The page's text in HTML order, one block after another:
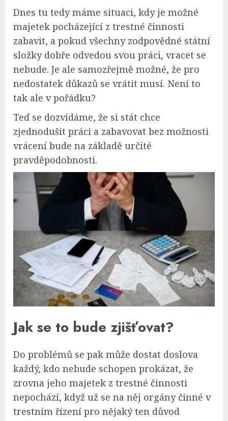
Dnes tu tedy máme situaci, kdy je možné
majetek pocházející z trestné činnosti
zabavit, a pokud všechny zodpovědné státní
složky dobře odvedou svou práci, vracet se
nebude. Je ale samozřejmě možné, že pro
nedostatek důkazů se vrátit musí. Není to
tak ale v pořádku?
Teď se dozvídáme, že si stát chce
zjednodušit práci a zabavovat bez možnosti
vrácení bude na základě určité
pravděpodobnosti.
Jak se to bude zjišťovat?
Do problémů se pak může dostat doslova
každý, kdo nebude schopen prokázat, že
zrovna jeho majetek z trestné činnosti
nepochází, když už se na něj orgány činné v
trestním řízení pro nějaký ten důvod